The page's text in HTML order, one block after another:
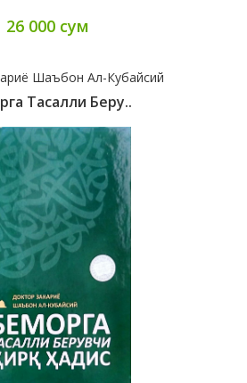
26 000 сум
Шаъбон Ал-Кубайсий
Тасалли Беру..